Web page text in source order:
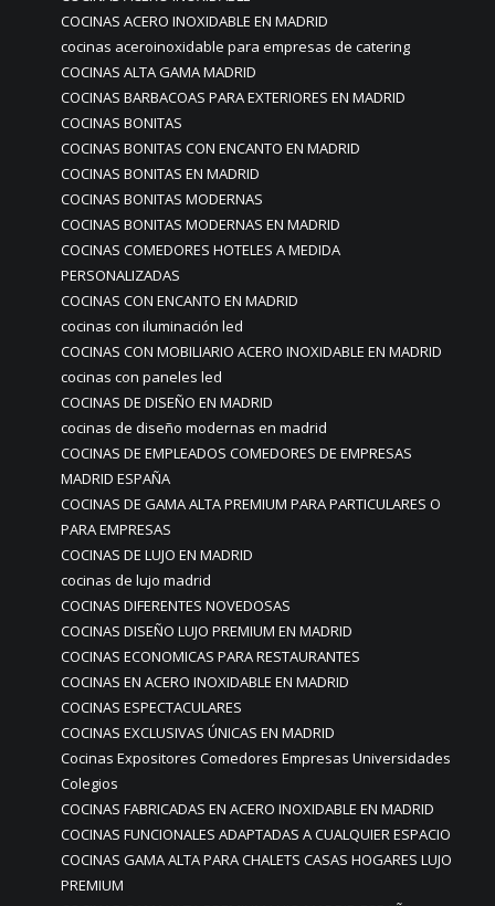
COCINAS ACERO INOXIDABLE EN MADRID
cocinas aceroinoxidable para empresas de catering
COCINAS ALTA GAMA MADRID
COCINAS BARBACOAS PARA EXTERIORES EN MADRID
COCINAS BONITAS
COCINAS BONITAS CON ENCANTO EN MADRID
COCINAS BONITAS EN MADRID
COCINAS BONITAS MODERNAS
COCINAS BONITAS MODERNAS EN MADRID
COCINAS COMEDORES HOTELES A MEDIDA
PERSONALIZADAS
COCINAS CON ENCANTO EN MADRID
cocinas con iluminación led
COCINAS CON MOBILIARIO ACERO INOXIDABLE EN MADRID
cocinas con paneles led
COCINAS DE DISEÑO EN MADRID
cocinas de diseño modernas en madrid
COCINAS DE EMPLEADOS COMEDORES DE EMPRESAS
MADRID ESPAÑA
COCINAS DE GAMA ALTA PREMIUM PARA PARTICULARES O
PARA EMPRESAS
COCINAS DE LUJO EN MADRID
cocinas de lujo madrid
COCINAS DIFERENTES NOVEDOSAS
COCINAS DISEÑO LUJO PREMIUM EN MADRID
COCINAS ECONOMICAS PARA RESTAURANTES
COCINAS EN ACERO INOXIDABLE EN MADRID
COCINAS ESPECTACULARES
COCINAS EXCLUSIVAS ÚNICAS EN MADRID
Cocinas Expositores Comedores Empresas Universidades
Colegios
COCINAS FABRICADAS EN ACERO INOXIDABLE EN MADRID
COCINAS FUNCIONALES ADAPTADAS A CUALQUIER ESPACIO
COCINAS GAMA ALTA PARA CHALETS CASAS HOGARES LUJO
PREMIUM